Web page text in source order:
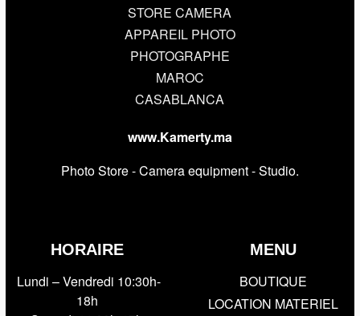
www.Kamerty.ma
Photo Store - Camera equipment - Studio.
HORAIRE
Lundi – Vendredi 10:30h-
18h
MENU
BOUTIQUE
LOCATION MATERIEL